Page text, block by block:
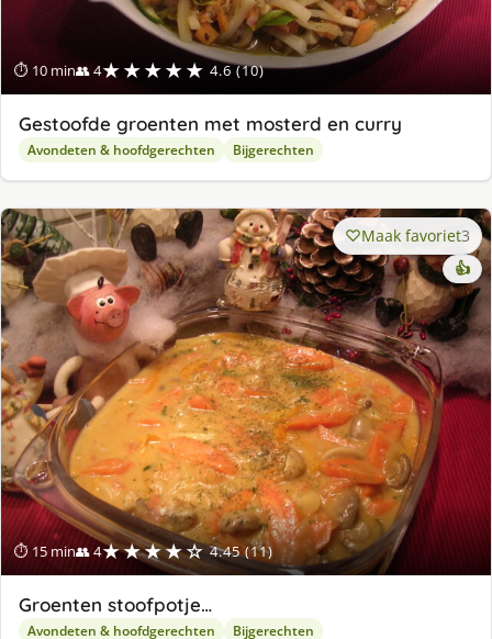
⏱ 10 min👥 4★★★★★ 4.6 (10)
Gestoofde groenten met mosterd en curry
Avondeten & hoofdgerechten Bijgerechten
⏱ 15 min👥 4★★★★☆ 4.45 (11)
Maak favoriet3
👍
Groenten stoofpotje…
Avondeten & hoofdgerechten Bijgerechten